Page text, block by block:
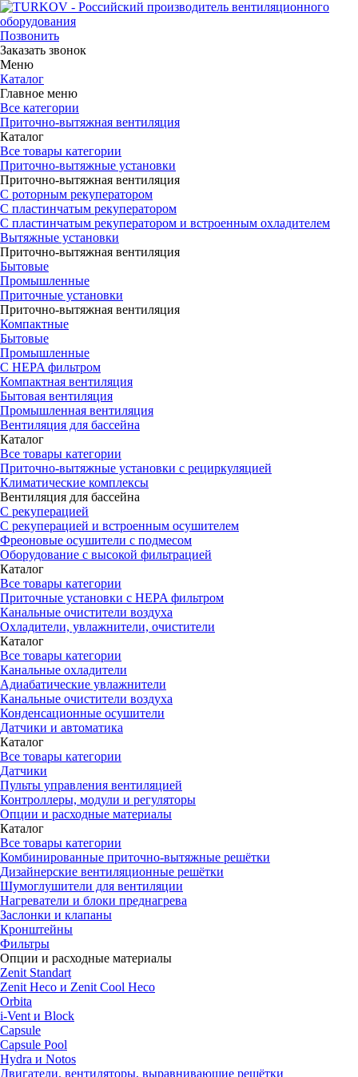
Позвонить
Заказать звонок
Меню
Каталог
Главное меню
Все категории
Приточно-вытяжная вентиляция
Каталог
Все товары категории
Приточно-вытяжные установки
Приточно-вытяжная вентиляция
С роторным рекуператором
С пластинчатым рекуператором
С пластинчатым рекуператором и встроенным охладителем
Вытяжные установки
Приточно-вытяжная вентиляция
Бытовые
Промышленные
Приточные установки
Приточно-вытяжная вентиляция
Компактные
Бытовые
Промышленные
С HEPA фильтром
Компактная вентиляция
Бытовая вентиляция
Промышленная вентиляция
Вентиляция для бассейна
Каталог
Все товары категории
Приточно-вытяжные установки с рециркуляцией
Климатические комплексы
Вентиляция для бассейна
С рекуперацией
С рекуперацией и встроенным осушителем
Фреоновые осушители с подмесом
Оборудование с высокой фильтрацией
Каталог
Все товары категории
Приточные установки c HEPA фильтром
Канальные очистители воздуха
Охладители, увлажнители, очистители
Каталог
Все товары категории
Канальные охладители
Адиабатические увлажнители
Канальные очистители воздуха
Конденсационные осушители
Датчики и автоматика
Каталог
Все товары категории
Датчики
Пульты управления вентиляцией
Контроллеры, модули и регуляторы
Опции и расходные материалы
Каталог
Все товары категории
Комбинированные приточно-вытяжные решётки
Дизайнерские вентиляционные решётки
Шумоглушители для вентиляции
Нагреватели и блоки преднагрева
Заслонки и клапаны
Кронштейны
Фильтры
Опции и расходные материалы
Zenit Standart
Zenit Heco и Zenit Cool Heco
Orbita
i-Vent и Block
Capsule
Capsule Pool
Hydra и Notos
Двигатели, вентиляторы, выравнивающие решётки